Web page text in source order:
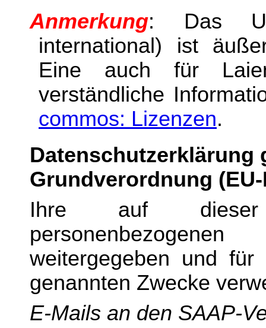
Anmerkung: Das
international) ist
Eine auch für
verständliche
commos: Lizenzen.
Datenschutzerklärung
Grundverordnung (EU-
Ihre auf dieser
weitergegeben und
genannten Zwecke
E-Mails an den SAAP-